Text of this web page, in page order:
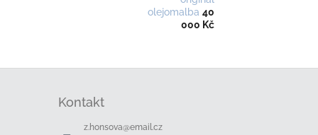
olejomalba 40
000 Kč
Kontakt
z.honsova@email.cz